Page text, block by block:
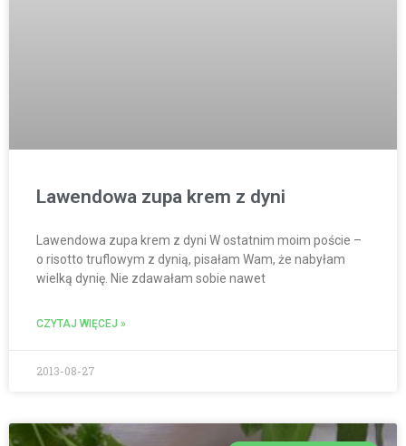
Lawendowa zupa krem z dyni
Lawendowa zupa krem z dyni W ostatnim moim poście –
o risotto truflowym z dynią, pisałam Wam, że nabyłam
wielką dynię. Nie zdawałam sobie nawet
CZYTAJ WIĘCEJ »
2013-08-27